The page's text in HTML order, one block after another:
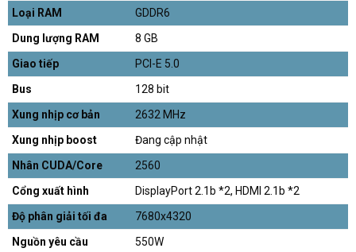
Loại RAM
GDDR6
Dung lượng RAM
8 GB
Giao tiếp
PCI-E 5.0
Bus
128 bit
Xung nhịp cơ bản
2632 MHz
Xung nhịp boost
Đang cập nhật
Nhân CUDA/Core
2560
Cổng xuất hình
DisplayPort 2.1b *2, HDMI 2.1b *2
Độ phân giải tối đa
7680x4320
Nguồn yêu cầu
550W